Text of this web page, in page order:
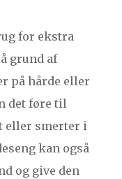
for ekstra
grund af
på hårde eller
det føre til
eller smerter i
kan også
og give den